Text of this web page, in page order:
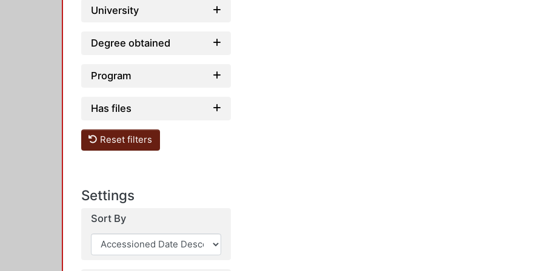
University
Degree obtained
Program
Has files
Reset filters
Settings
Sort By